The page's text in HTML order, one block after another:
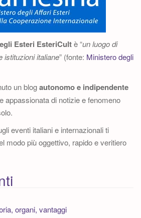
Esteri EsteriCultè “un luogo di
istituzioni italiane” (fonte: Ministero degli
un blogautonomo e indipendente
appassionata di notizie e fenomeno
eventi italiani e internazionali ti
modo più oggettivo, rapido e veritiero
organi, vantaggi